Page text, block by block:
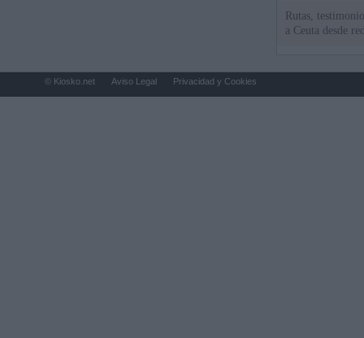
Rutas,
a Ceuta desde
© Kiosko.net Aviso Legal Privacidad y Cookies